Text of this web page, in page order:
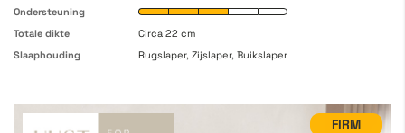
Ondersteuning
Totale dikte
Circa 22 cm
Slaaphouding
Rugslaper, Zijslaper, Buikslaper
FIRM